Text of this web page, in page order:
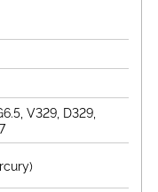
V329, D329,